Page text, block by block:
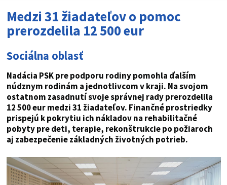
Medzi 31 žiadateľov o pomoc
prerozdelila 12 500 eur
Sociálna oblasť
Nadácia PSK pre podporu rodiny pomohla ďalším
núdznym rodinám a jednotlivcom v kraji. Na svojom
ostatnom zasadnutí svoje správnej rady prerozdelila
12 500 eur medzi 31 žiadateľov. Finančné prostriedky
prispejú k pokrytiu ich nákladov na rehabilitačné
pobyty pre deti, terapie, rekonštrukcie po požiaroch
aj zabezpečenie základných životných potrieb.